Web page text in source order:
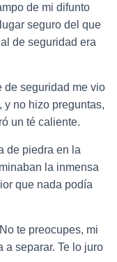
de mi difunto
seguro del que
de seguridad era
de seguridad me vio
y no hizo preguntas,
un té caliente.
de piedra en la
la inmensa
que nada podía
te preocupes, mi
a separar. Te lo juro